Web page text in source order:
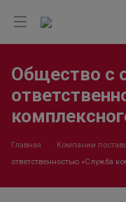
Общество с
Главная Компании
ответственностью «Служба